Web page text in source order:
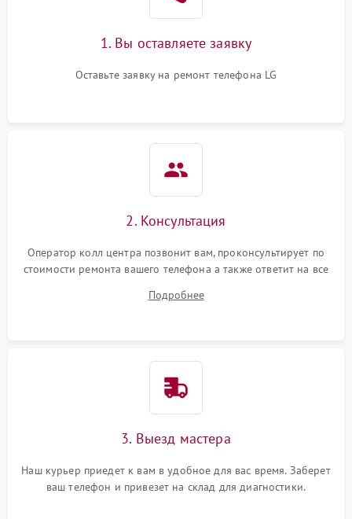
1. Вы оставляете заявку
Оставьте заявку на ремонт телефона LG
2. Консультация
Оператор колл центра позвонит вам, проконсультирует по
стоимости ремонта вашего телефона а также ответит на все
Подробнее
3. Выезд мастера
Наш курьер приедет к вам в удобное для вас время. Заберет
ваш телефон и привезет на склад для диагностики.